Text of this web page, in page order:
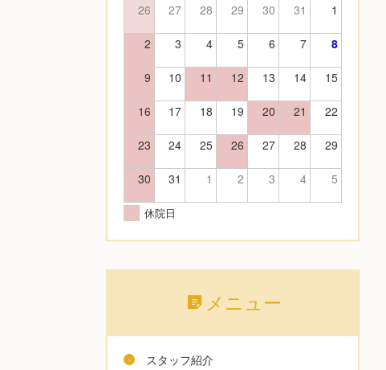
26 27 28 29 30 31 1
2 3 4 5 6 7 8
9 10 11 12 13 14 15
16 17 18 19 20 21 22
23 24 25 26 27 28 29
30 31 1 2 3 4 5
休院日
メニュー
スタッフ紹介